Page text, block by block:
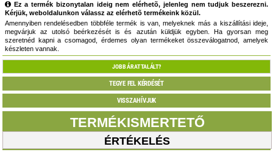
Ez a termék bizonytalan ideig nem elérhetõ, jelenleg nem tudjuk beszerezni.
Kérjük, weboldalunkon válassz az elérhetõ termékeink közül.
Amennyiben rendelésedben többféle termék is van, melyeknek más a kiszállítási ideje,
megvárjuk az utolsó beérkezését is és azután küldjük egyben. Ha gyorsan meg
szeretnéd kapni a csomagod, érdemes olyan termékeket összeválogatnod, amelyek
készleten vannak.
JOBB ÁRAT TALÁLT?
TEGYE FEL KÉRDÉSÉT
VISSZAHÍVJUK
TERMÉKISMERTETŐ
ÉRTÉKELÉS